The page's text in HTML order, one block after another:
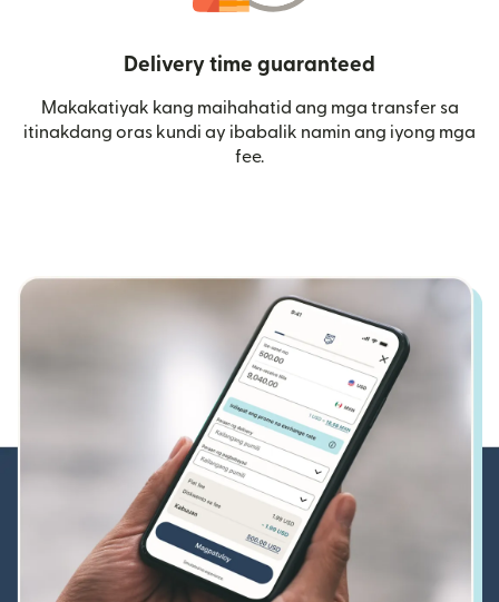
Delivery time guaranteed
Makakatiyak kang maihahatid ang mga transfer sa
itinakdang oras kundi ay ibabalik namin ang iyong mga
fee.